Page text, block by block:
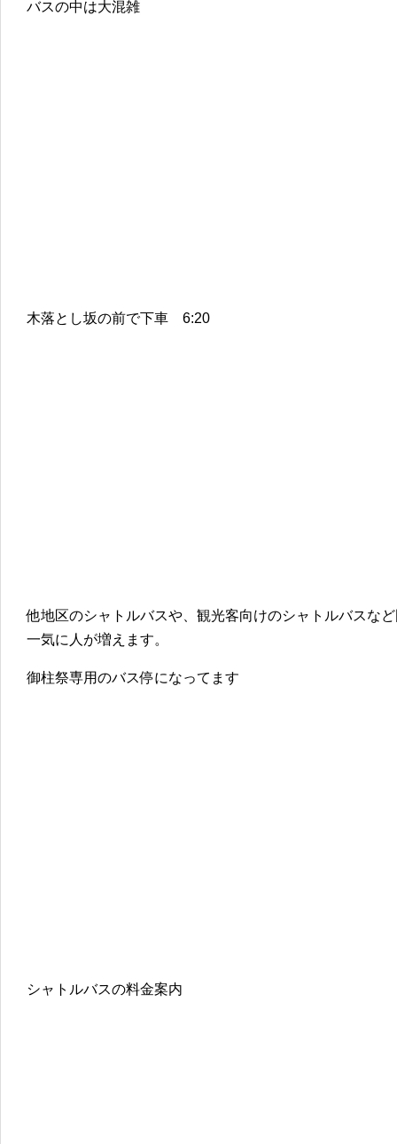
バスの中は大混雑
木落とし坂の前で下車 6:20
他地区のシャトルバスや、観光客向けのシャトルバスな
一気に人が増えます。
御柱祭専用のバス停になってます
シャトルバスの料金案内